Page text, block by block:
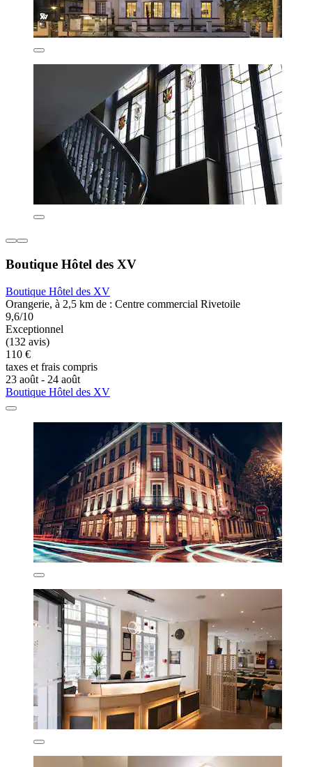
Boutique Hôtel des XV
Boutique Hôtel des XV
Orangerie, à 2,5 km de : Centre commercial Rivetoile
9,6/10
Exceptionnel
(132 avis)
110 €
taxes et frais compris
23 août - 24 août
Boutique Hôtel des XV